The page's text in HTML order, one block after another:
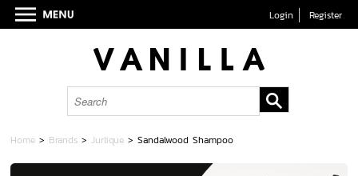
Login Register
Home > Brands >Jurlique >Sandalwood Shampoo